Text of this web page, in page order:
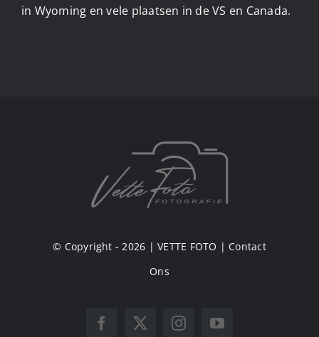
in Wyoming en vele plaatsen in de VS en Canada.
© Copyright - 2026 |VETTE FOTO | Contact
Ons